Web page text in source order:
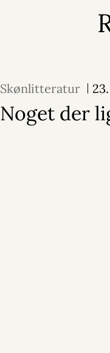
Skønlitteratur
Noget der